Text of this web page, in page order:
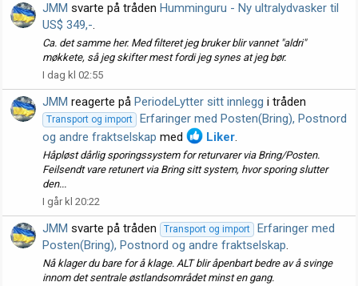
JMM svarte på tråden Humminguru - Ny ultralydvasker til
US$ 349,-.
Ca. det samme her. Med filteret jeg bruker blir vannet "aldri"
møkkete, så jeg skifter mest fordi jeg synes at jeg bør.
I dag kl 02:55
JMM reagerte på PeriodeLytter sitt innlegg i tråden
Transport og import
Erfaringer med Posten(Bring), Postnord
og andre fraktselskap med Liker.
Håpløst dårlig sporingssystem for returvarer via Bring/Posten.
Feilsendt vare retunert via Bring sitt system, hvor sporing slutter
den...
I går kl 20:22
JMM svarte på tråden Transport og import
Erfaringer med
Posten(Bring), Postnord og andre fraktselskap.
Nå klager du bare for å klage. ALT blir åpenbart bedre av å svinge
innom det sentrale østlandsområdet minst en gang.